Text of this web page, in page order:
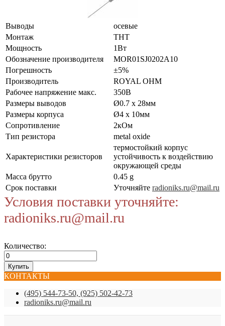
Выводы
осевые
Монтаж
THT
Мощность
1Вт
Обозначение производителя
MOR01SJ0202A10
Погрешность
±5%
Производитель
ROYAL OHM
Рабочее напряжение макс.
350В
Размеры выводов
Ø0.7 x 28мм
Размеры корпуса
Ø4 x 10мм
Сопротивление
2кОм
Тип резистора
metal oxide
Характеристики резисторов
термостойкий корпус
устойчивость к воздействию
окружающей среды
Масса брутто
0.45 g
Срок поставки
Уточняйте radioniks.ru@mail.ru
Условия поставки уточняйте:
radioniks.ru@mail.ru
Количество:
КОНТАКТЫ
(495) 544-73-50, (925) 502-42-73
radioniks.ru@mail.ru